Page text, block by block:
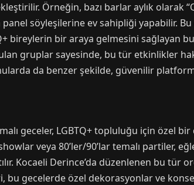
Örneğin, bazı barlar aylık olarak
söyleşilerine ev sahipliği yapabilir.
bireylerin bir araya gelmesini sağlayan
gruplar sayesinde, bu tür etkinlikler
da benzer şekilde, güvenilir
geceler, LGBTQ+ topluluğu için özel
veya 80’ler/90’lar temalı partiler,
Kocaeli Derince’da düzenlenen bu tür
bu gecelerde özel dekorasyonlar ve